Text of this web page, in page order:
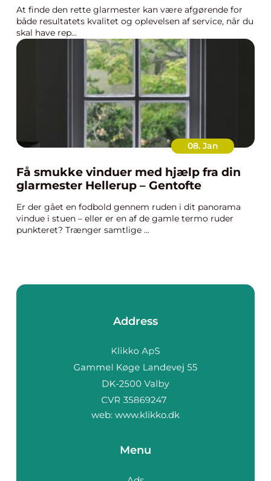
At finde den rette glarmester kan være afgørende for
både resultatets kvalitet og oplevelsen af service, når du
skal have rep...
08. Jan
Få smukke vinduer med hjælp fra din
glarmester Hellerup – Gentofte
Er der gået en fodbold gennem ruden i dit panorama
vindue i stuen – eller er en af de gamle termo ruder
punkteret? Trænger samtlige ...
Address
web: www.klikko.dk
Menu